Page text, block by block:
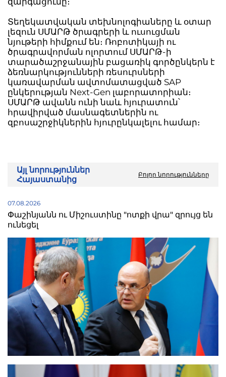
Տեղեկատվական տեխնոլոգիաները և օտար
լեզուն ՍՄԱՐԹ ծրագրերի և ուսուցման
նյութերի հիմքում են։ Ռոբոտիկայի ու
ծրագրավորման ոլորտում ՍՄԱՐԹ-ի
տարածաշրջանային բացառիկ գործընկերն է
ձեռնարկությունների ռեսուրսների
կառավարման ավտոմատացված SAP
ընկերության Next-Gen լաբորատորիան։
ՍՄԱՐԹ ավանն ունի նաև հյուրատուն՝
հրավիրված մասնագետներին ու
զբոսաշրջիկներին հյուրընկալելու համար։
Այլ նորություններ
Հայաստանից
Բոլոր նորությունները
07.08.2026
Փաշինյանն ու Միշուստինը "ոտքի վրա" զրույց են
ունեցել